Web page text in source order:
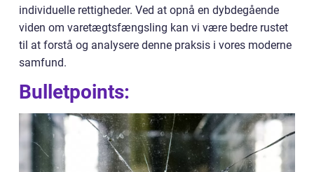
individuelle rettigheder. Ved at opnå en dybdegående
viden om varetægtsfængsling kan vi være bedre rustet
til at forstå og analysere denne praksis i vores moderne
samfund.
Bulletpoints: